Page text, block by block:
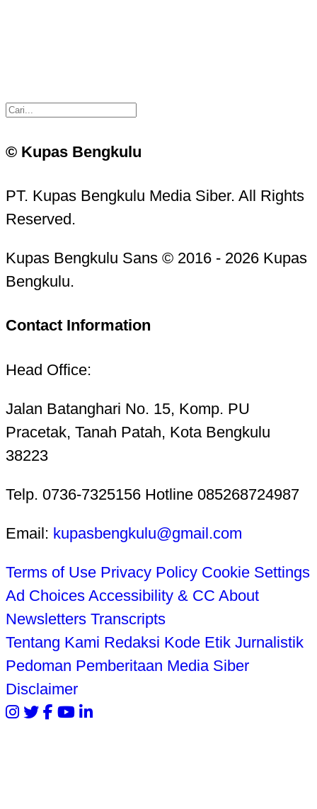
© Kupas Bengkulu
PT. Kupas Bengkulu Media Siber. All Rights
Reserved.
Kupas Bengkulu Sans © 2016 - 2026 Kupas
Bengkulu.
Contact Information
Head Office:
Jalan Batanghari No. 15, Komp. PU
Pracetak, Tanah Patah, Kota Bengkulu
38223
Telp. 0736-7325156 Hotline 085268724987
Email: kupasbengkulu@gmail.com
Terms of Use Privacy Policy Cookie Settings
Ad Choices Accessibility & CC About
Newsletters Transcripts
Tentang Kami Redaksi Kode Etik Jurnalistik
Pedoman Pemberitaan Media Siber
Disclaimer